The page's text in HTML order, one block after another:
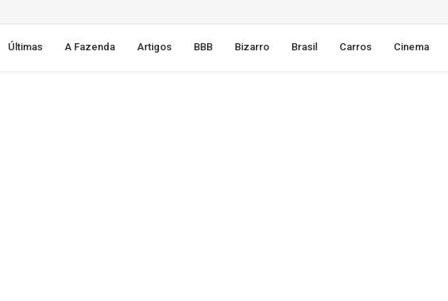
Últimas A Fazenda Artigos BBB Bizarro Brasil Carros Cinema